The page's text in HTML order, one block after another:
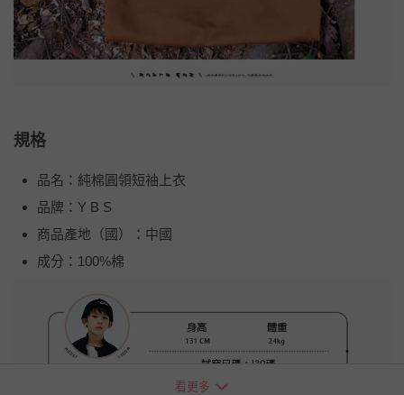
規格
品名：純棉圓領短袖上衣
品牌：Y B S
商品產地（國）：中國
成分：100%棉
看更多